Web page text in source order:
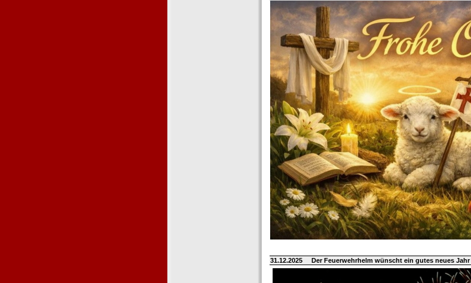
31.12.2025 Der Feuerwehrhelm wünscht ein gutes neues Jahr